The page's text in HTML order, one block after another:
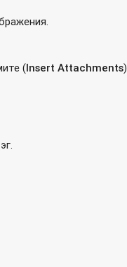
(Insert Attachments).